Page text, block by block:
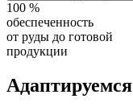
100 %
обеспеченность
от руды до готовой
продукции
Адаптируемся